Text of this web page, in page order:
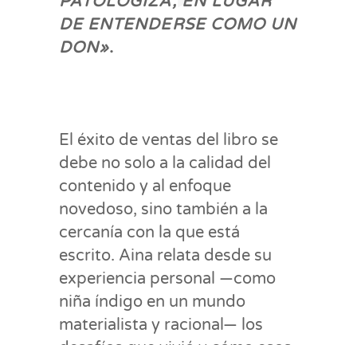
DE ENTENDERSE COMO UN
DON».
El éxito de ventas del libro se
debe no solo a la calidad del
contenido y al enfoque
novedoso, sino también a la
cercanía con la que está
escrito. Aina relata desde su
experiencia personal —como
niña índigo en un mundo
materialista y racional— los